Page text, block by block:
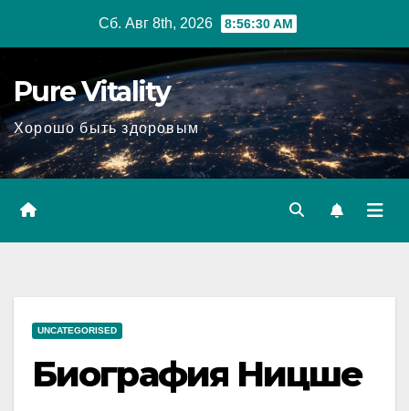
Сб. Авг 8th, 2026 8:56:31 AM
Pure Vitality
Хорошо быть здоровым
UNCATEGORISED
Биография Ницше